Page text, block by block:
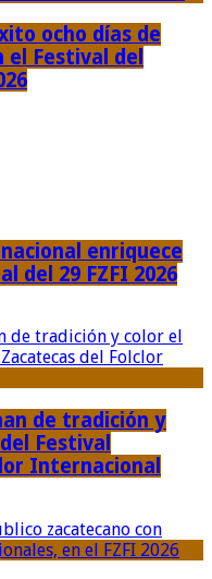
ocho días de
Festival del
enriquece
del 29 FZFI 2026
de tradición y
Festival
Internacional